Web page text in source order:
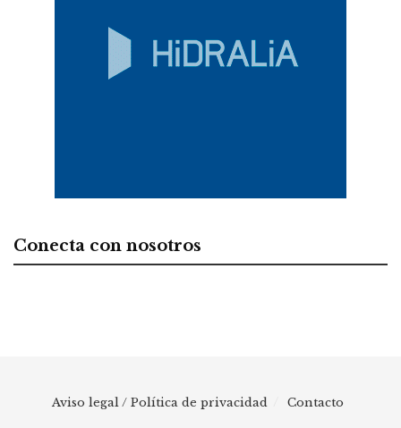
Conecta con nosotros
Aviso legal / Política de privacidad Contacto